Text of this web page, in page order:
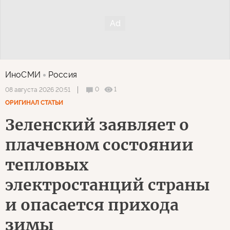
ИноСМИ Россия
08 августа 2026 20:51 0
1
ОРИГИНАЛ СТАТЬИ
Зеленский заявляет о
плачевном состоянии
тепловых
электростанций страны
и опасается прихода
зимы